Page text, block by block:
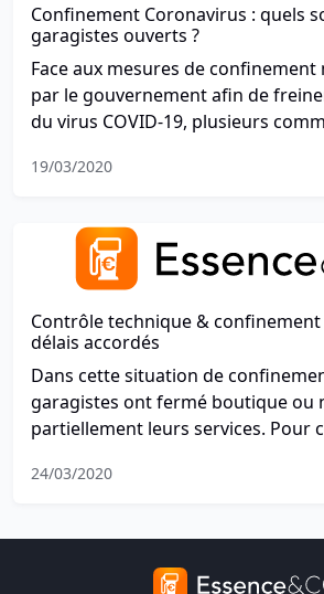
Confinement Coronavirus : quels
garagistes ouverts ?
Face aux mesures de confinement
par le gouvernement afin de
du virus COVID-19, plusieurs
autorisés à rester ouverts et
lesquels sont ouverts ?
19/03/2020
Contrôle technique & confinement
délais accordés
Dans cette situation de
garagistes ont fermé boutique ou
partiellement leurs services. Pour
l'obligation du contrôle technique
24/03/2020